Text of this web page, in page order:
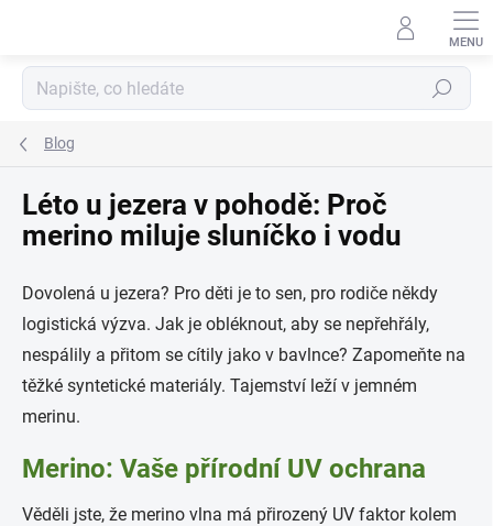
Hledat
Blog
Léto u jezera v pohodě: Proč
merino miluje sluníčko i vodu
Dovolená u jezera? Pro děti je to sen, pro rodiče někdy
logistická výzva. Jak je obléknout, aby se nepřehřály,
nespálily a přitom se cítily jako v bavlnce? Zapomeňte na
těžké syntetické materiály. Tajemství leží v jemném
merinu.
Merino: Vaše přírodní UV ochrana
Věděli jste, že merino vlna má přirozený UV faktor kolem